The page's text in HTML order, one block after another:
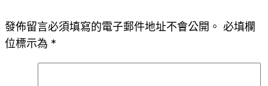
發佈留言必須填寫的電子郵件地址不會公開。 必填欄
位標示為 *